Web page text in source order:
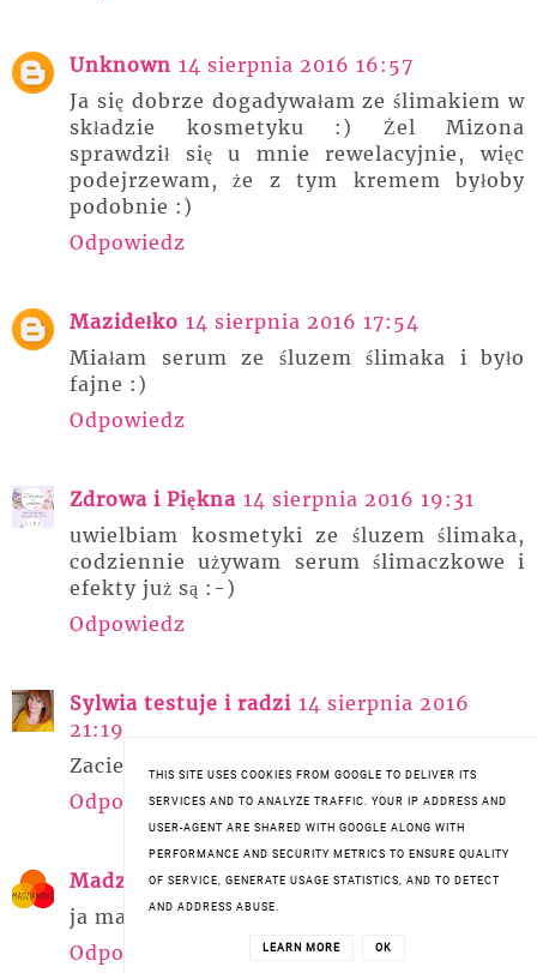
Unknown 14 sierpnia 2016 16:57
Ja się dobrze dogadywałam ze ślimakiem w
składzie kosmetyku :) Żel Mizona
sprawdził się u mnie rewelacyjnie, więc
podejrzewam, że z tym kremem byłoby
podobnie :)
Odpowiedz
Mazidełko 14 sierpnia 2016 17:54
Miałam serum ze śluzem ślimaka i było
fajne :)
Odpowiedz
Zdrowa i Piękna 14 sierpnia 2016 19:31
uwielbiam kosmetyki ze śluzem ślimaka,
codziennie używam serum ślimaczkowe i
efekty już są :-)
Odpowiedz
Sylwia testuje i radzi 14 sierpnia 2016
21:19
Zaciekawił mnie ten krem bardzo.
Odpowiedz
Madziakowo 14 sierpnia 2016 21:58
ja mam orientane ze sluzem slimaka
Odpowiedz
THIS SITE USES COOKIES FROM GOOGLE TO DELIVER ITS
SERVICES AND TO ANALYZE TRAFFIC. YOUR IP ADDRESS AND
USER-AGENT ARE SHARED WITH GOOGLE ALONG WITH
PERFORMANCE AND SECURITY METRICS TO ENSURE QUALITY
OF SERVICE, GENERATE USAGE STATISTICS, AND TO DETECT
AND ADDRESS ABUSE.
LEARN MORE OK